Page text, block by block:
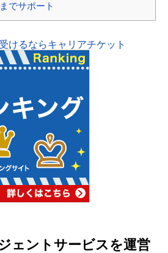
でサポート
けるならキャリアチケット
ェントサービスを運営